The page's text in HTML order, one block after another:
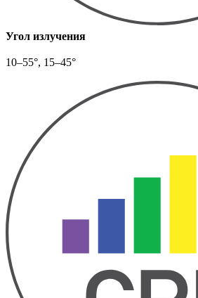
Угол излучения
10–55°, 15–45°